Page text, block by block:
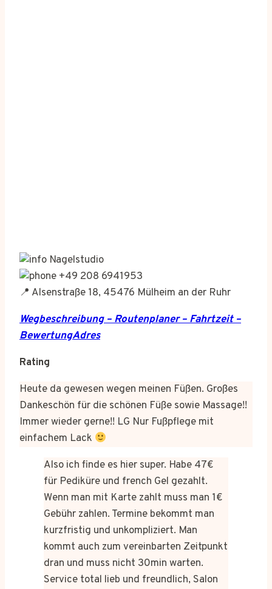
Nagelstudio
+49 208 6941953
📍 Alsenstraße 18, 45476 Mülheim an der Ruhr
Wegbeschreibung – Routenplaner – Fahrtzeit –
BewertungAdres
Rating
Heute da gewesen wegen meinen Füßen. Großes
Dankeschön für die schönen Füße sowie Massage!!
Immer wieder gerne!! LG Nur Fußpflege mit
einfachem Lack
Also ich finde es hier super. Habe 47€
für Pediküre und french Gel gezahlt.
Wenn man mit Karte zahlt muss man 1€
Gebühr zahlen. Termine bekommt man
kurzfristig und unkompliziert. Man
kommt auch zum vereinbarten Zeitpunkt
dran und muss nicht 30min warten.
Service total lieb und freundlich, Salon